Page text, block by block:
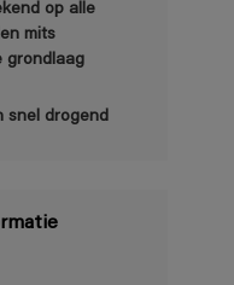
op alle
mits
grondlaag
snel drogend